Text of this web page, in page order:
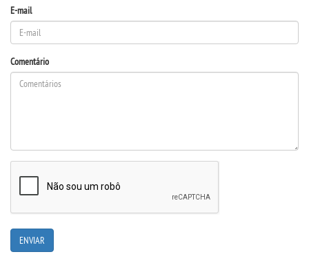
LOGIN
PORTAL DE PROFESSORES/ACADÊMICO
E-mail
Comentário